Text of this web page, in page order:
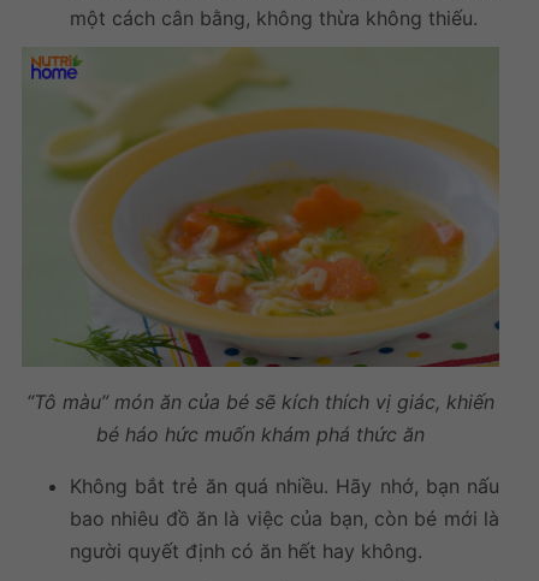
một cách cân bằng, không thừa không thiếu.
“Tô màu” món ăn của bé sẽ kích thích vị giác, khiến
bé háo hức muốn khám phá thức ăn
Không bắt trẻ ăn quá nhiều. Hãy nhớ, bạn nấu
bao nhiêu đồ ăn là việc của bạn, còn bé mới là
người quyết định có ăn hết hay không.